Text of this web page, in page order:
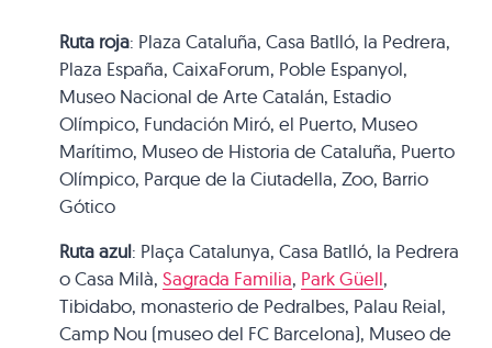
Ruta roja: Plaza Cataluña, Casa Batlló, la Pedrera,
Plaza España, CaixaForum, Poble Espanyol,
Museo Nacional de Arte Catalán, Estadio
Olímpico, Fundación Miró, el Puerto, Museo
Marítimo, Museo de Historia de Cataluña, Puerto
Olímpico, Parque de la Ciutadella, Zoo, Barrio
Gótico
Ruta azul: Plaça Catalunya, Casa Batlló, la Pedrera
o Casa Milà,Sagrada Familia, Park Güell,
Tibidabo, monasterio de Pedralbes, Palau Reial,
Camp Nou (museo del FC Barcelona), Museo de